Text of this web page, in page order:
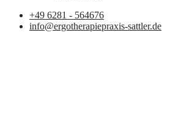
+49 6281 - 564676
info@ergotherapiepraxis-sattler.de